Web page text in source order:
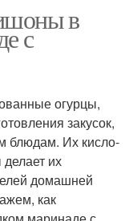
в
с
огурцы,
закусок,
блюдам. Их кисло-
их
домашней
как